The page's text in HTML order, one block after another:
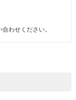
わせください。